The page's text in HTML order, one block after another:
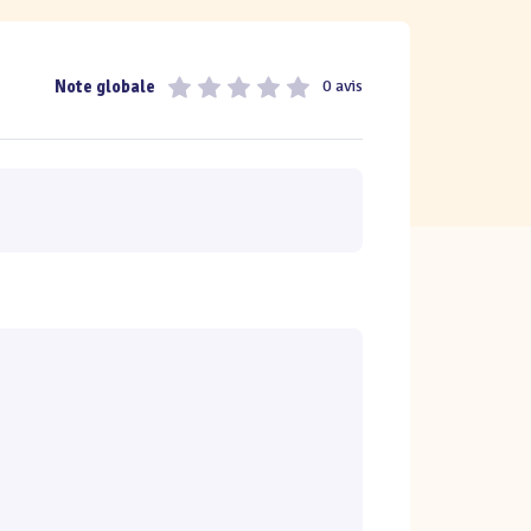
Note globale 0 avis